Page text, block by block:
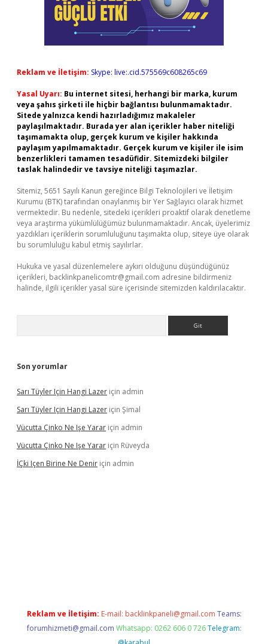
Reklam ve İletişim: Skype: live:.cid.575569c608265c69
Yasal Uyarı: Bu internet sitesi, herhangi bir marka, kurum
veya şahıs şirketi ile hiçbir bağlantısı bulunmamaktadır.
Sitede yalnızca kendi hazırladığımız makaleler
paylaşılmaktadır. Burada yer alan içerikler haber niteliği
taşımamakta olup, gerçek kurum ve kişiler hakkında
paylaşım yapılmamaktadır. Gerçek kurum ve kişiler ile isim
benzerlikleri tamamen tesadüfidir. Sitemizdeki bilgiler
taslak halindedir ve tavsiye niteliği taşımazlar.
Sitemiz, 5651 Sayılı Kanun gereğince Bilgi Teknolojileri ve İletişim
Kurumu (BTK) tarafından onaylanmış bir Yer Sağlayıcı olarak hizmet
vermektedir. Bu nedenle, sitedeki içerikleri proaktif olarak denetleme
veya araştırma yükümlülüğümüz bulunmamaktadır. Ancak, üyelerimiz
yazdıkları içeriklerin sorumluluğunu taşımakta olup, siteye üye olarak
bu sorumluluğu kabul etmiş sayılırlar.
Hukuka ve yasal düzenlemelere aykırı olduğunu düşündüğünüz
içerikleri, backlinkpanelicomtr@gmail.com adresine bildirmeniz
halinde, ilgili içerikler yasal süre içerisinde sitemizden kaldırılacaktır.
Son yorumlar
Sarı Tüyler Için Hangi Lazer için admin
Sarı Tüyler Için Hangi Lazer için Şimal
Vücutta Çinko Ne Işe Yarar için admin
Vücutta Çinko Ne Işe Yarar için Rüveyda
İÇki Içen Birine Ne Denir için admin
Reklam ve İletişim: E-mail: backlinkpaneli@gmail.com Teams:
forumhizmeti@gmail.com Whatsapp: 0262 606 0 726 Telegram: